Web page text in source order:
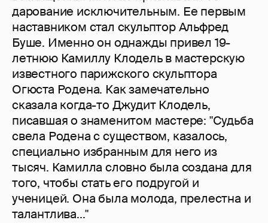
дарование исключительным. Ее первым
наставником стал скульптор Альфред
Буше. Именно он однажды привел 19-
летнюю Камиллу Клодель в мастерскую
известного парижского скульптора
Огюста Родена. Как замечательно
сказала когда-то Джудит Клодель,
писавшая о знаменитом мастере: "Судьба
свела Родена с существом, казалось,
специально избранным для него из
тысяч. Камилла словно была создана для
того, чтобы стать его подругой и
ученицей. Она была молода, прелестна и
талантлива..."